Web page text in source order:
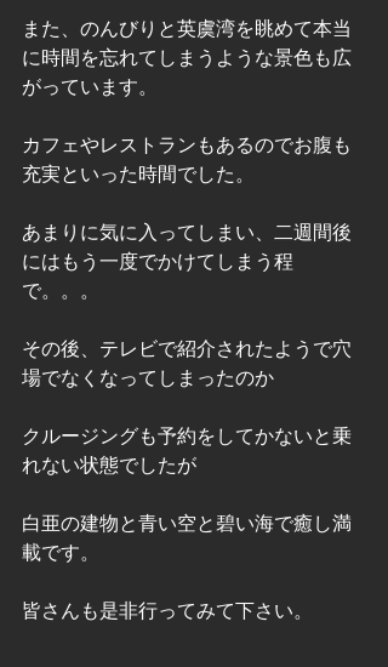
また、のんびりと英虞湾を眺めて本当
に時間を忘れてしまうような景色も広
がっています。
カフェやレストランもあるのでお腹も
充実といった時間でした。
あまりに気に入ってしまい、二週間後
にはもう一度でかけてしまう程
で。。。
その後、テレビで紹介されたようで穴
場でなくなってしまったのか
クルージングも予約をしてかないと乗
れない状態でしたが
白亜の建物と青い空と碧い海で癒し満
載です。
皆さんも是非行ってみて下さい。